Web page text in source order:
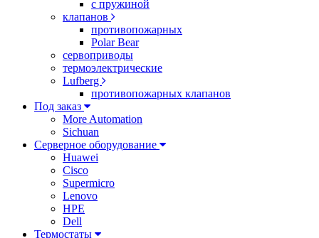
с пружиной
клапанов
противопожарных
Polar Bear
сервоприводы
термоэлектрические
Lufberg
противопожарных клапанов
Под заказ
More Automation
Sichuan
Серверное оборудование
Huawei
Cisco
Supermicro
Lenovo
HPE
Dell
Термостаты